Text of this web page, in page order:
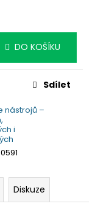
DO KOŠÍKU
nástrojů –
i
Sdílet
Diskuze